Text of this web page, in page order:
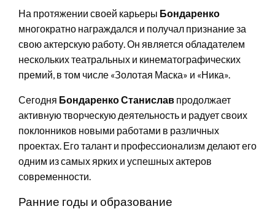
На протяжении своей карьеры Бондаренко
многократно награждался и получал признание за
свою актерскую работу. Он является обладателем
нескольких театральных и кинематографических
премий, в том числе «Золотая Маска» и «Ника».
Сегодня Бондаренко Станислав продолжает
активную творческую деятельность и радует своих
поклонников новыми работами в различных
проектах. Его талант и профессионализм делают его
одним из самых ярких и успешных актеров
современности.
Ранние годы и образование